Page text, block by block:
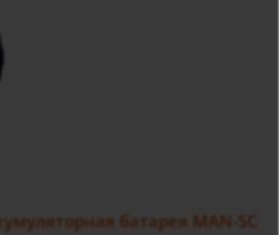
батарея MAN-SC